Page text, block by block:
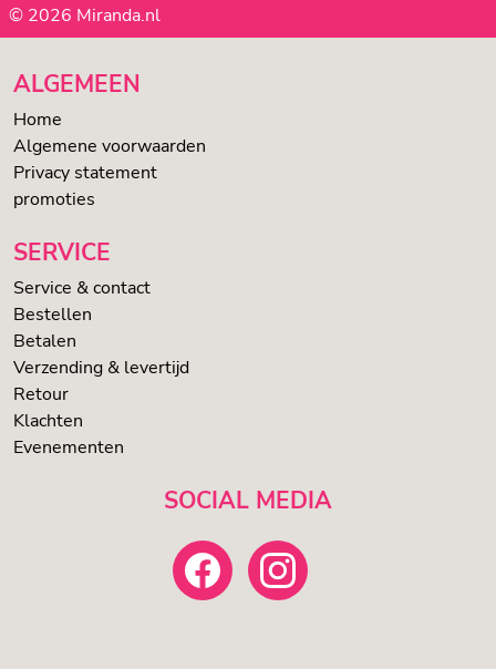
© 2026 Miranda.nl
ALGEMEEN
Home
Algemene voorwaarden
Privacy statement
promoties
SERVICE
Service & contact
Bestellen
Betalen
Verzending & levertijd
Retour
Klachten
Evenementen
SOCIAL MEDIA